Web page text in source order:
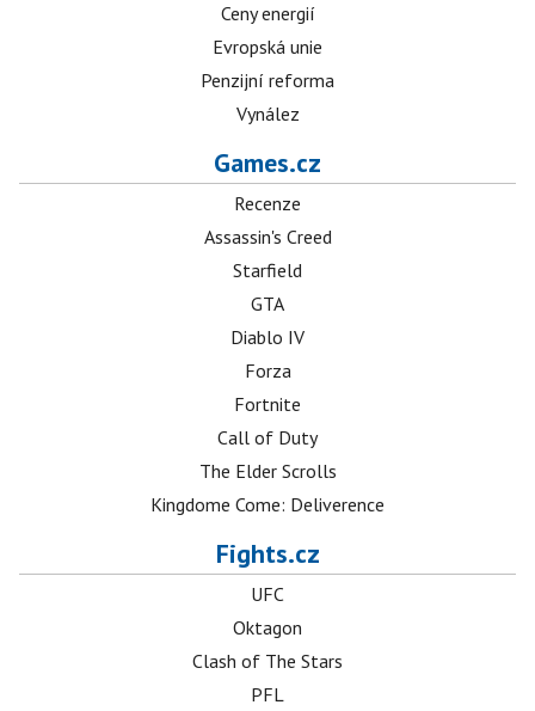
Ceny energií
Evropská unie
Penzijní reforma
Vynález
Games.cz
Recenze
Assassin's Creed
Starfield
GTA
Diablo IV
Forza
Fortnite
Call of Duty
The Elder Scrolls
Kingdome Come: Deliverence
Fights.cz
UFC
Oktagon
Clash of The Stars
PFL